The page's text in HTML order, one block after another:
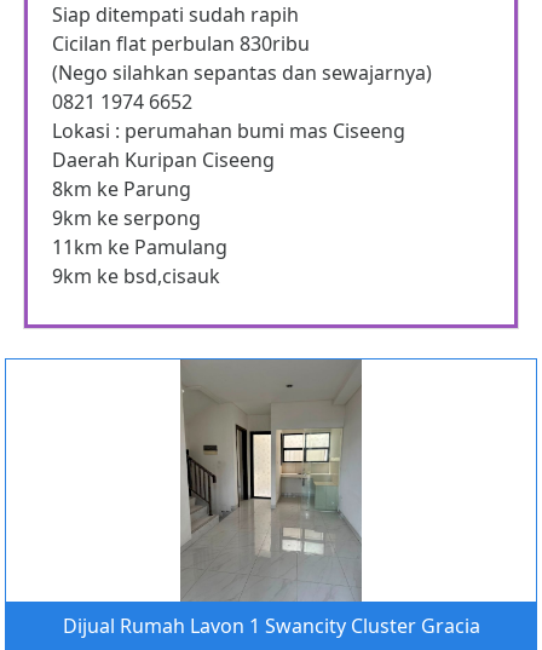
Siap ditempati sudah rapih
Cicilan flat perbulan 830ribu
(Nego silahkan sepantas dan sewajarnya)
0821 1974 6652
Lokasi : perumahan bumi mas Ciseeng
Daerah Kuripan Ciseeng
8km ke Parung
9km ke serpong
11km ke Pamulang
9km ke bsd,cisauk
Dijual Rumah Lavon 1 Swancity Cluster Gracia